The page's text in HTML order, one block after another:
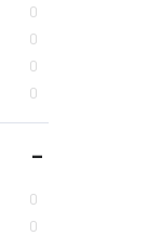
0
0
0
0
0
0